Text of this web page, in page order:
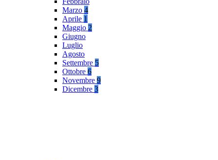
Marzo 4
Aprile 1
Maggio 2
Giugno
Luglio
Agosto
Settembre 5
Ottobre 6
Novembre 9
Dicembre 3